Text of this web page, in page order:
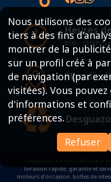
Heures
8:00 - 19:00h
Plan du
livraison rapide, garantie et
moteurs d'occasion, boîtes de
Nous utilisons des
tiers à des fins
montrer de la
sur un profil créé à
de navigation (par
visitées). Vous
d'informations et
préférences.
Refuser